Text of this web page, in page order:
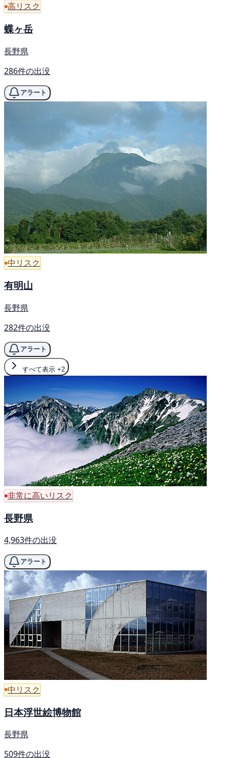
高リスク
蝶ヶ岳
長野県
286件の出没
アラート
中リスク
有明山
長野県
282件の出没
アラート
すべて表示 +2
非常に高いリスク
長野県
4,963件の出没
アラート
中リスク
日本浮世絵博物館
長野県
509件の出没